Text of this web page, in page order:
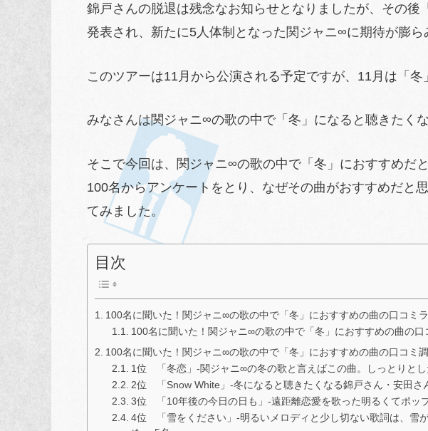
錦戸さんの脱退は残念なお知らせとなりましたが、その後
発表され、新たに5人体制となった関ジャニ∞に期待が膨ら
このツアーは11月から公演される予定ですが、11月は「冬
みなさんは関ジャニ∞の歌の中で「冬」になると聴きたく
そこで今回は、関ジャニ∞の歌の中で「冬」におすすめだ
100名からアンケートをとり、なぜその曲がおすすめだと
てみました。
目次
100名に聞いた！関ジャニ∞の歌の中で「冬」におすすめの曲の口コミ
100名に聞いた！関ジャニ∞の歌の中で「冬」におすすめの曲の口
100名に聞いた！関ジャニ∞の歌の中で「冬」におすすめの曲の口コミ
1位 「冬恋」-関ジャニ∞の冬の歌と言えばこの曲。しっとりと
2位 「Snow White」-冬になると聴きたくなる錦戸さん・安田
3位 「10年後の今日の日も」-遠距離恋愛を歌った明るくてポ
4位 「雪をください」-明るいメロディと少し切ない歌詞は、雪